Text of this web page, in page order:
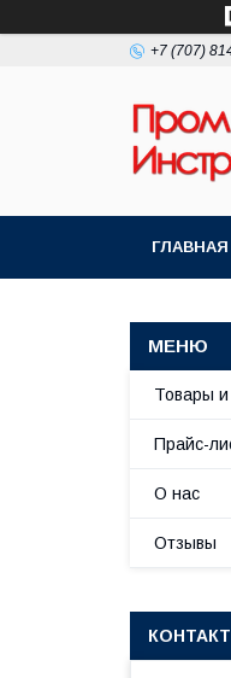
+7 (707)
ГЛАВНАЯ
Товары и
Прайс-
О нас
Отзывы